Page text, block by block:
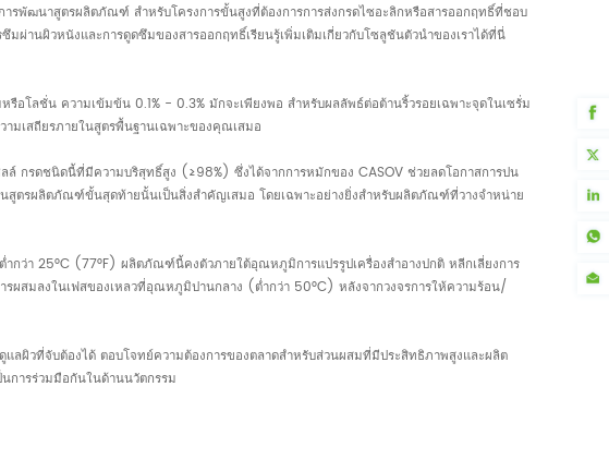
รพัฒนาสูตรผลิตภัณฑ์ สำหรับโครงการขั้นสูงที่ต้องการการส่งกรดไซอะลิกหรือสารออกฤทธิ์ที่ชอบ
ซึมผ่านผิวหนังและการดูดซึมของสารออกฤทธิ์เรียนรู้เพิ่มเติมเกี่ยวกับโซลูชันตัวนำของเราได้ที่นี่
ลชั่น ความเข้มข้น 0.1% - 0.3% มักจะเพียงพอ สำหรับผลลัพธ์ต่อต้านริ้วรอยเฉพาะจุดในเซรั่ม
มเสถียรภายในสูตรพื้นฐานเฉพาะของคุณเสมอ
ล์ กรดชนิดนี้ที่มีความบริสุทธิ์สูง (≥98%) ซึ่งได้จากการหมักของ CASOV ช่วยลดโอกาสการปน
นสูตรผลิตภัณฑ์ขั้นสุดท้ายนั้นเป็นสิ่งสำคัญเสมอ โดยเฉพาะอย่างยิ่งสำหรับผลิตภัณฑ์ที่วางจำหน่าย
กว่า 25°C (77°F) ผลิตภัณฑ์นี้คงตัวภายใต้อุณหภูมิการแปรรูปเครื่องสำอางปกติ หลีกเลี่ยงการ
ผสมลงในเฟสของเหลวที่อุณหภูมิปานกลาง (ต่ำกว่า 50°C) หลังจากวงจรการให้ความร้อน/
ลผิวที่จับต้องได้ ตอบโจทย์ความต้องการของตลาดสำหรับส่วนผสมที่มีประสิทธิภาพสูงและผลิต
การร่วมมือกันในด้านนวัตกรรม